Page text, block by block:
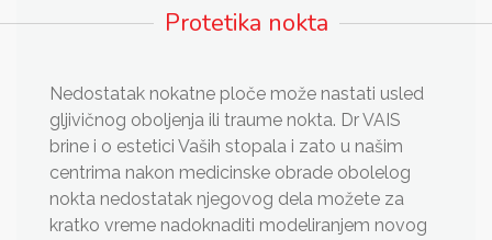
Protetika nokta
Nedostatak nokatne ploče može nastati usled
gljivičnog oboljenja ili traume nokta. Dr VAIS
brine i o estetici Vaših stopala i zato u našim
centrima nakon medicinske obrade obolelog
nokta nedostatak njegovog dela možete za
kratko vreme nadoknaditi modeliranjem novog